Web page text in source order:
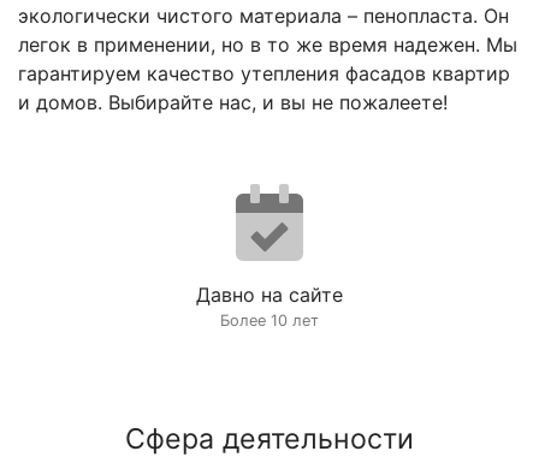
экологически чистого материала – пенопласта. Он
легок в применении, но в то же время надежен. Мы
гарантируем качество утепления фасадов квартир
и домов. Выбирайте нас, и вы не пожалеете!
Давно на сайте
Более 10 лет
Сфера деятельности